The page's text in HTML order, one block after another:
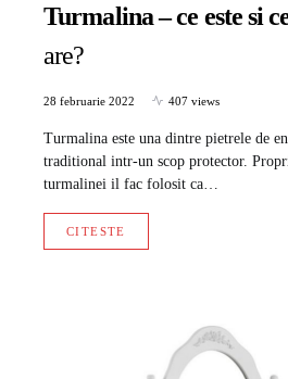
Turmalina – ce este si
are?
28 februarie 2022 407 views
Turmalina este una dintre pietrele de
traditional intr-un scop protector.
turmalinei il fac folosit ca…
CITESTE